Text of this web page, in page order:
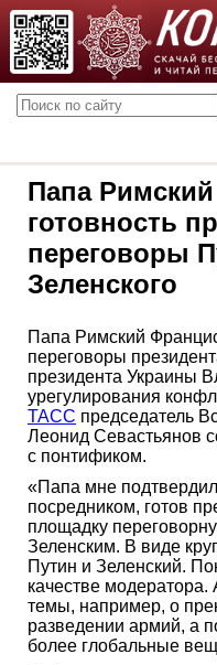
Папа
готовность
переговоры
Зеленского
Папа Римский
переговоры
президента Украины
урегулирования
ТАСС председатель
Леонид Севастьянов
с понтификом.
«Папа мне
посредником, готов
площадку
Зеленским. В виде
Путин и Зеленский.
качестве модератора.
темы, например, о
разведении армий, а
более глобальные